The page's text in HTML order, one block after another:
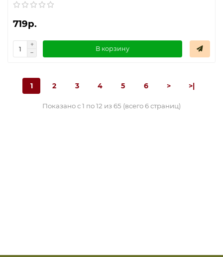
719р.
В корзину
1 2 3 4 5 6 > >|
Показано с 1 по 12 из 65 (всего 6 страниц)